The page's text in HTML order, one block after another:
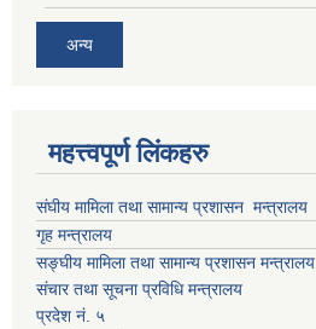
अन्य
महत्त्वपूर्ण लिंकहरु
संघीय मामिला तथा सामान्य प्रशासन मन्त्रालय
गृह मन्त्रालय
सङ्घीय मामिला तथा सामान्य प्रशासन मन्त्रालय
संचार तथा सूचना प्रविधि मन्त्रालय
प्रदेश नं. ५